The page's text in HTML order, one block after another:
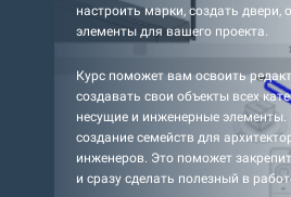
настроить марки, создать двери,
элементы для вашего проекта.
Курс поможет вам освоить
создавать свои объекты всех
несущие и инженерные элементы.
создание семейств для
инженеров. Это поможет
и сразу сделать полезный в